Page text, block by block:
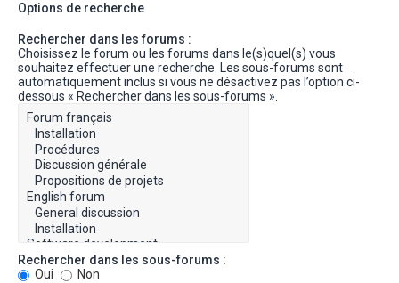
Options de recherche
Rechercher dans les forums :
Choisissez le forum ou les forums dans le(s)quel(s) vous
souhaitez effectuer une recherche. Les sous-forums sont
automatiquement inclus si vous ne désactivez pas l’option ci-
dessous « Rechercher dans les sous-forums ».
Rechercher dans les sous-forums :
Oui
Non